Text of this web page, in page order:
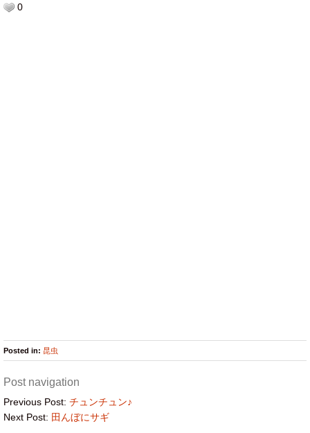
0
Posted in: 昆虫
Post navigation
Previous Post: チュンチュン♪
Next Post: 田んぼにサギ